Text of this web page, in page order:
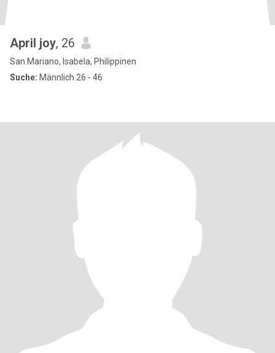
April joy, 26
San Mariano, Isabela, Philippinen
Suche: Männlich 26 - 46